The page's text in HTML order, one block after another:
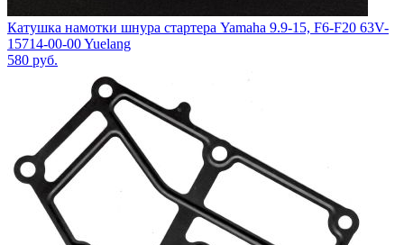
Катушка намотки шнура стартера Yamaha 9.9-15, F6-F20 63V-
15714-00-00 Yuelang
580 руб.